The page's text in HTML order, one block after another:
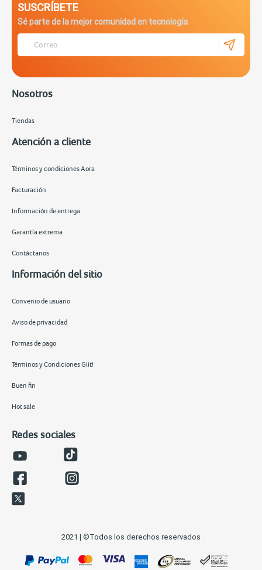
SUSCRÍBETE
Sé parte de la mejor comunidad en tecnología
Nosotros
Tiendas
Atención a cliente
Términos y condiciones Aora
Facturación
Información de entrega
Garantía extrema
Contáctanos
Información del sitio
Convenio de usuario
Aviso de privacidad
Formas de pago
Términos y Condiciones Giit!
Buen fin
Hot sale
Redes sociales
2021 | ©Todos los derechos reservados